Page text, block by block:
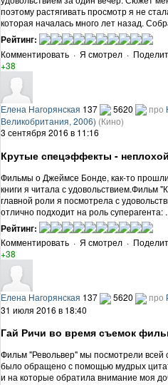
поэтому растягивать просмотр я не
которая началась много лет назад.
Рейтинг:
Комментировать · Я смотрел ·
+38
Елена Нагорянская 137 5620 про
Великобритания, 2006) (Кино)
3 сентября 2016 в 11:16
Крутые спецэффекты -
Фильмы о Джеймсе Бонде, как-то
книги я читала с удовольствием.Фильм
главной роли я посмотрела с
отлично подходит на роль суперагента:
Рейтинг:
Комментировать · Я смотрел ·
+38
Елена Нагорянская 137 5620 про
31 июля 2016 в 18:40
Гай Ричи во время съемок
Фильм "Револьвер" мы посмотрели
было обращено с помощью мудрых
и на которые обратила внимание моя